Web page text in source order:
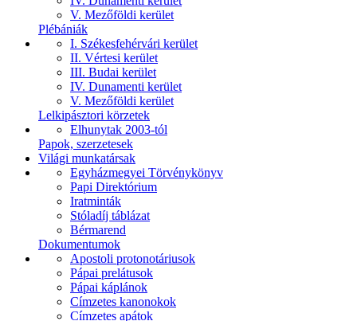
V. Mezőföldi kerület
Plébániák
I. Székesfehérvári kerület
II. Vértesi kerület
III. Budai kerület
IV. Dunamenti kerület
V. Mezőföldi kerület
Lelkipásztori körzetek
Elhunytak 2003-tól
Papok, szerzetesek
Világi munkatársak
Egyházmegyei Törvénykönyv
Papi Direktórium
Iratminták
Stóladíj táblázat
Bérmarend
Dokumentumok
Apostoli protonotáriusok
Pápai prelátusok
Pápai káplánok
Címzetes kanonokok
Címzetes apátok